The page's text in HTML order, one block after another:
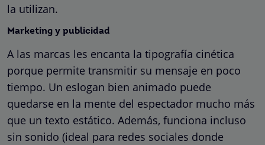
la utilizan.
Marketing y publicidad
A las marcas les encanta la tipografía cinética
porque permite transmitir su mensaje en poco
tiempo. Un eslogan bien animado puede
quedarse en la mente del espectador mucho más
que un texto estático. Además, funciona incluso
sin sonido (ideal para redes sociales donde